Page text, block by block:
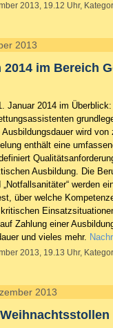
2013, 19.12 Uhr,
2013
2014 im Bereich
Januar 2014 im
wird von
enthält eine
Ausbildung. Die
„Notfallsanitäter“ werden
über welche
Zahlung einer
und vieles mehr.
2013, 19.13 Uhr,
2013